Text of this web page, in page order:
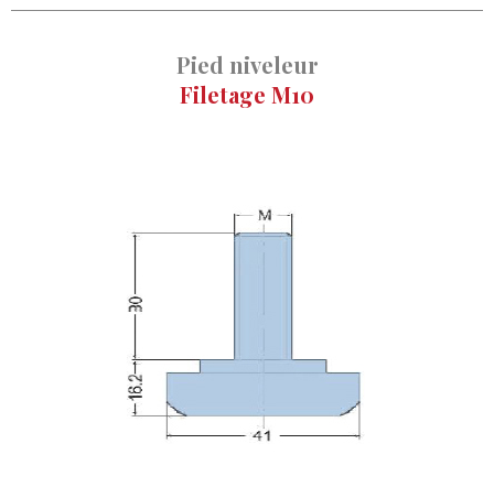
Pied niveleur
Filetage M10